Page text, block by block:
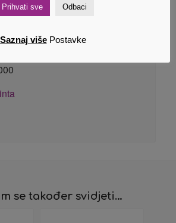
se također svidjeti…
Prihvati sve Odbaci
Saznaj više Postavke